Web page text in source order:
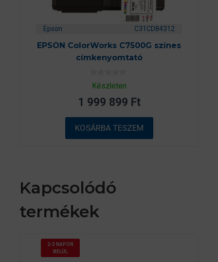
Epson C31CD84312
EPSON ColorWorks C7500G színes
címkenyomtató
0
a
5
b
ő
l
Készleten
1 999 899 Ft
KOSÁRBA TESZEM
Kapcsolódó
termékek
2-3 NAPON
BELÜL